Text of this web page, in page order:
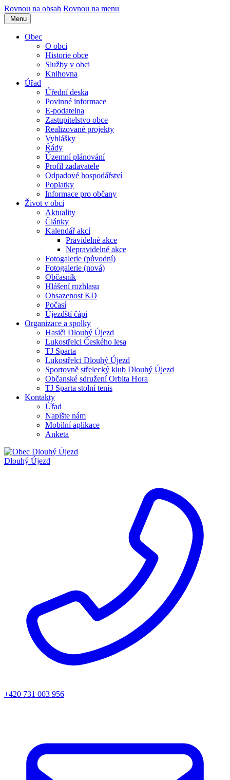
Rovnou na obsah Rovnou na menu
Menu
Obec
O obci
Historie obce
Služby v obci
Knihovna
Úřad
Úřední deska
Povinné informace
E-podatelna
Zastupitelstvo obce
Realizované projekty
Vyhlášky
Řády
Územní plánování
Profil zadavatele
Odpadové hospodářství
Poplatky
Informace pro občany
Život v obci
Aktuality
Články
Kalendář akcí
Pravidelné akce
Nepravidelné akce
Fotogalerie (původní)
Fotogalerie (nová)
Občasník
Hlášení rozhlasu
Obsazenost KD
Počasí
Újezdští čápi
Organizace a spolky
Hasiči Dlouhý Újezd
Lukostřelci Českého lesa
TJ Sparta
Lukostřelci Dlouhý Újezd
Sportovně střelecký klub Dlouhý Újezd
Občanské sdružení Orbita Hora
TJ Sparta stolní tenis
Kontakty
Úřad
Napište nám
Mobilní aplikace
Anketa
Dlouhý Újezd
+420 731 003 956